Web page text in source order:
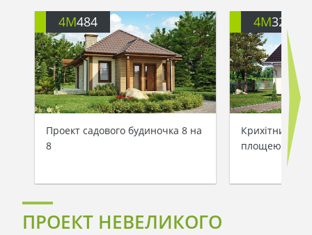
4M484
Проект садового будиночка 8 на
8
4M3230
Крихітний
площею
ПРОЕКТ НЕВЕЛИКОГО